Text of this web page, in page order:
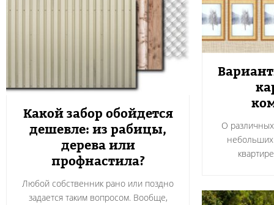
О
небольших
Какой забор обойдется
дешевле: из рабицы,
дерева или
профнастила?
Любой собственник рано или поздно
задается таким вопросом. Вообще,